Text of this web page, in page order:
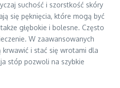
suchość i szorstkość skóry
się pęknięcia, które mogą być
głębokie i bolesne. Często
W zaawansowanych
krwawić i stać się wrotami dla
stóp pozwoli na szybkie